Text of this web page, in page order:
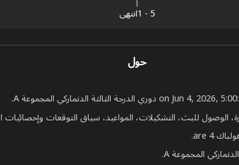
انتهى1 -5
حول
للبث، التشكيلات، المواعيد، سياق التوقعات وإحصائيات